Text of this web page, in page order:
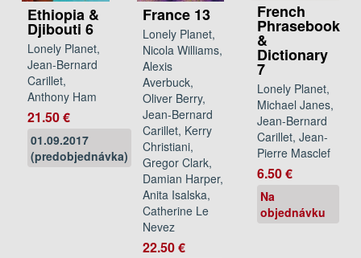
Ethiopia &
Djibouti 6
Lonely Planet,
Jean-Bernard
Carillet,
Anthony Ham
21.50 €
01.09.2017
(predobjednávka)
France 13
Lonely Planet,
Nicola Williams,
Alexis
Averbuck,
Oliver Berry,
Jean-Bernard
Carillet, Kerry
Christiani,
Gregor Clark,
Damian Harper,
Anita Isalska,
Catherine Le
Nevez
22.50 €
French
Phrasebook
&
Dictionary
7
Lonely Planet,
Michael Janes,
Jean-Bernard
Carillet, Jean-
Pierre Masclef
6.50 €
Na
objednávku